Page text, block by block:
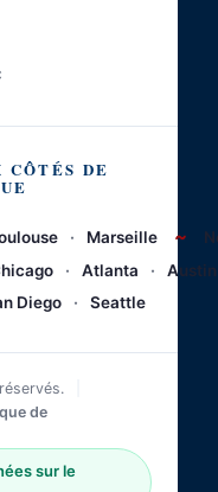
CÔTÉS DE
· Marseille ~
· Atlanta ·
Austin
Diego · Seattle
de
sur le